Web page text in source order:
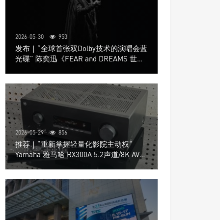
2026-05-30 953
发布｜“全球首张双Dolby技术的演唱会蓝
光碟” 陈奕迅《FEAR and DREAMS 世界
2026-05-29 856
推荐｜“重新掌握轻量化影院主动权”
Yamaha 雅马哈 RX300A 5.2声道/8K AV放
大器